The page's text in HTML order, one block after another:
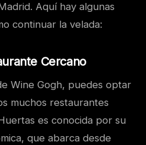
Aquí hay algunas
continuar la velada:
Cercano
Wine Gogh, puedes optar
muchos restaurantes
es conocida por su
que abarca desde